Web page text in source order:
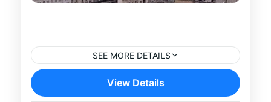
SEE MORE DETAILS
Descubre la historia más impactante de
Berlín en un fascinante recorrido a pie por
View Details